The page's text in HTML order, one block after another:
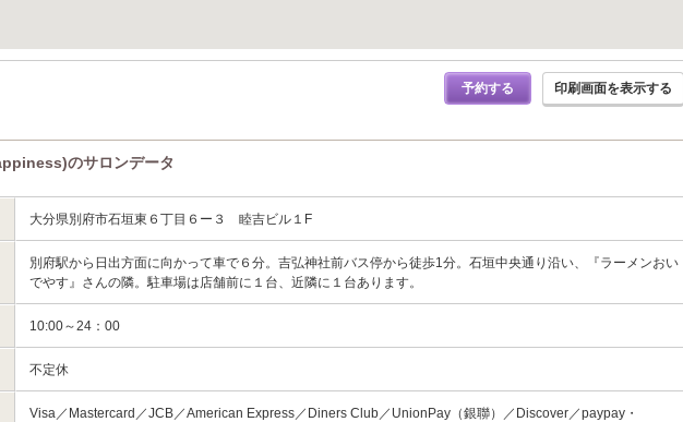
予約する 印刷画面を表示する
のサロンデータ
大分県別府市石垣東６丁目６ー３ 睦吉ビル１F
別府駅から日出方面に向かって車で６分。吉弘神社前バス停から徒歩1分。石垣中央通り沿い、『ラーメンおい
でやす』さんの隣。駐車場は店舗前に１台、近隣に１台あります。
10:00～24：00
不定休
Visa／Mastercard／JCB／American Express／Diners Club／UnionPay（銀聯）／Discover／paypay・